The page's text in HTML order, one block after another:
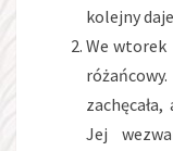
kolejny
We wtorek
Jej